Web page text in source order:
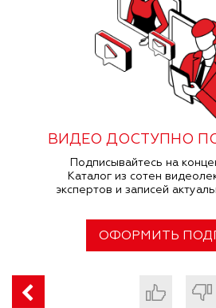
ВИДЕО ДОСТУПНО
Подписывайтесь на
Каталог из сотен
экспертов и записей
ОФОРМИТЬ